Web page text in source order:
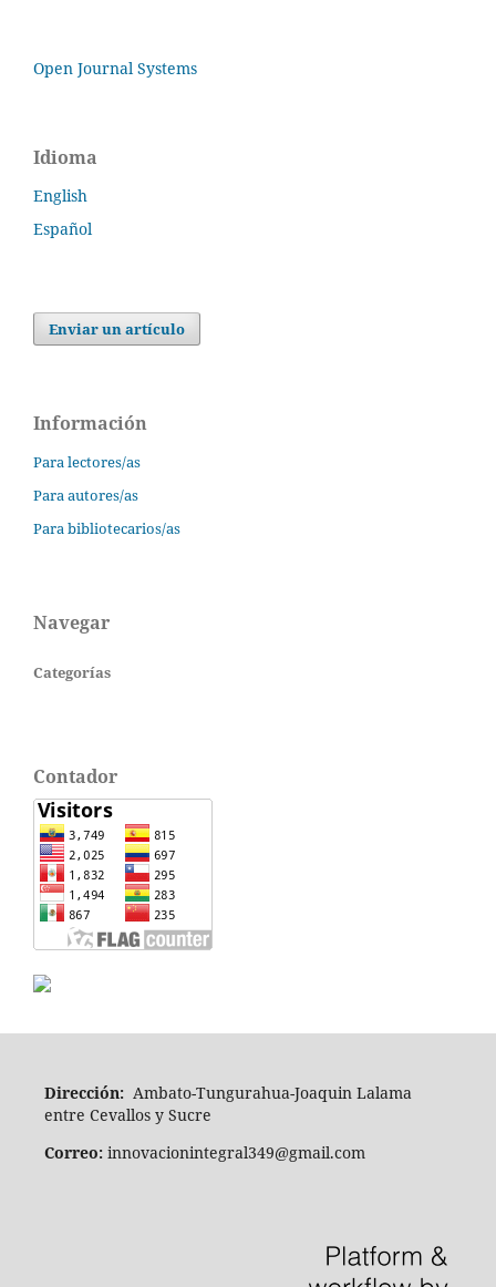
Open Journal Systems
Idioma
English
Español
Enviar un artículo
Información
Para lectores/as
Para autores/as
Para bibliotecarios/as
Navegar
Categorías
Contador
Dirección: Ambato-Tungurahua-Joaquin Lalama
entre Cevallos y Sucre
Correo: innovacionintegral349@gmail.com